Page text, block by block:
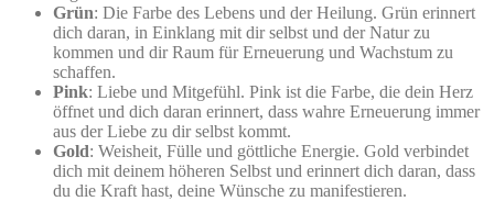
Grün: Die Farbe des Lebens und der Heilung. Grün erinnert
dich daran, in Einklang mit dir selbst und der Natur zu
kommen und dir Raum für Erneuerung und Wachstum zu
schaffen.
Pink: Liebe und Mitgefühl. Pink ist die Farbe, die dein Herz
öffnet und dich daran erinnert, dass wahre Erneuerung immer
aus der Liebe zu dir selbst kommt.
Gold: Weisheit, Fülle und göttliche Energie. Gold verbindet
dich mit deinem höheren Selbst und erinnert dich daran, dass
du die Kraft hast, deine Wünsche zu manifestieren.